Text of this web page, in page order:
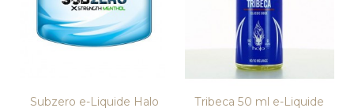
Subzero e-Liquide Halo
Tribeca 50 ml e-Liquide